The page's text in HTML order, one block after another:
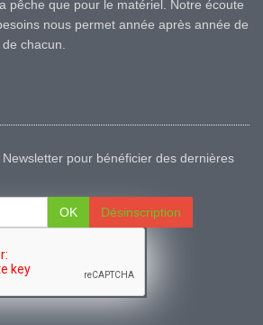
pêche que pour le matériel. Notre écoute
nous permet année après année de
chacun.
pour bénéficier des dernières
OK Désinscription